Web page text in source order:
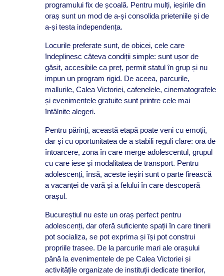
programului fix de școală. Pentru mulți, ieșirile din
oraș sunt un mod de a-și consolida prieteniile și de
a-și testa independența.
Locurile preferate sunt, de obicei, cele care
îndeplinesc câteva condiții simple: sunt ușor de
găsit, accesibile ca preț, permit statul în grup și nu
impun un program rigid. De aceea, parcurile,
mallurile, Calea Victoriei, cafenelele, cinematografele
și evenimentele gratuite sunt printre cele mai
întâlnite alegeri.
Pentru părinți, această etapă poate veni cu emoții,
dar și cu oportunitatea de a stabili reguli clare: ora de
întoarcere, zona în care merge adolescentul, grupul
cu care iese și modalitatea de transport. Pentru
adolescenți, însă, aceste ieșiri sunt o parte firească
a vacanței de vară și a felului în care descoperă
orașul.
Bucureștiul nu este un oraș perfect pentru
adolescenți, dar oferă suficiente spații în care tinerii
pot socializa, se pot exprima și își pot construi
propriile trasee. De la parcurile mari ale orașului
până la evenimentele de pe Calea Victoriei și
activitățile organizate de instituții dedicate tinerilor,